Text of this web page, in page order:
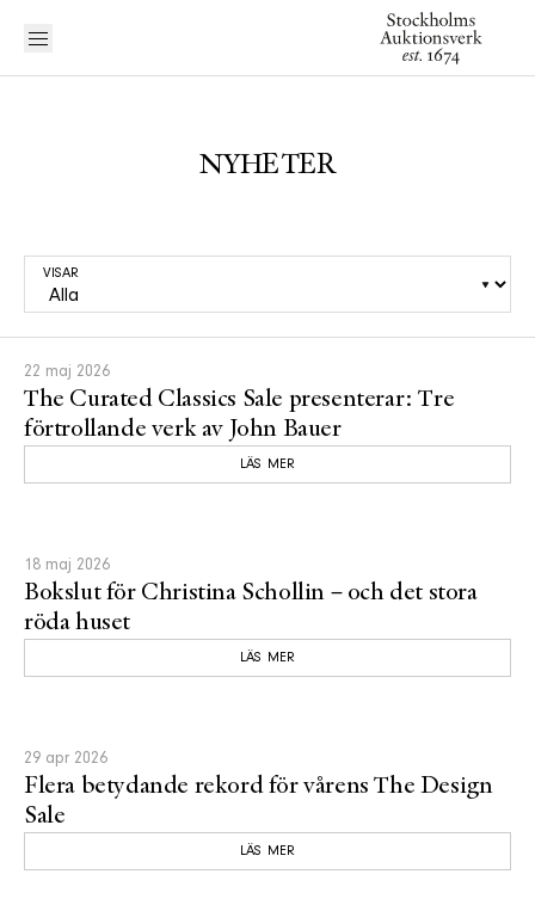
NYHETER
VISAR
The Curated Classics Sale presenterar: Tre
förtrollande verk av John Bauer
22 maj 2026
LÄS MER
Bokslut för Christina Schollin – och det stora
röda huset
18 maj 2026
LÄS MER
Flera betydande rekord för vårens The Design
Sale
29 apr 2026
LÄS MER